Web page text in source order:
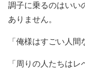
調子に乗るのはいい
ありません。
「俺様はすごい人間
「周りの人たちはレ